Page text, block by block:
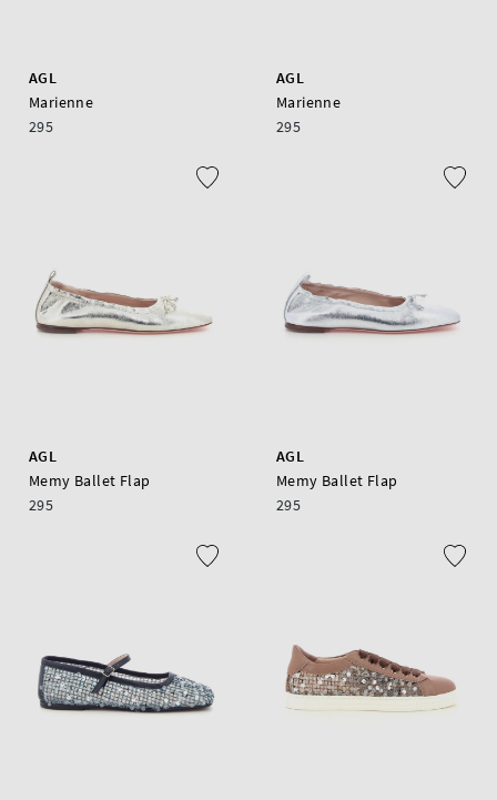
AGL
Marienne
295
AGL
Marienne
295
AGL
Memy Ballet Flap
295
AGL
Memy Ballet Flap
295